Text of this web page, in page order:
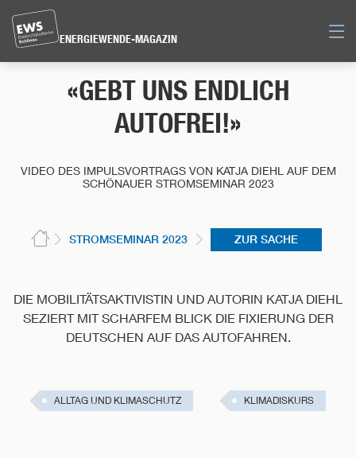
Direkt
zum
Inhalt
der
ENERGIEWENDE-MAGAZIN
«GEBT UNS ENDLICH
AUTOFREI!»
VIDEO DES IMPULSVORTRAGS VON KATJA DIEHL AUF DEM
SCHÖNAUER STROMSEMINAR 2023
STROMSEMINAR 2023 ZUR SACHE
DIE MOBILITÄTSAKTIVISTIN UND AUTORIN KATJA DIEHL
SEZIERT MIT SCHARFEM BLICK DIE FIXIERUNG DER
DEUTSCHEN AUF DAS AUTOFAHREN.
ALLTAG UND KLIMASCHUTZ KLIMADISKURS